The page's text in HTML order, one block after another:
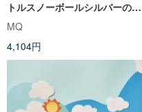
トルスノーボールシルバーのど
ぐろエナガ DIY素材パック オリ
ジナルぬいぐるみ
MQ
4,104円